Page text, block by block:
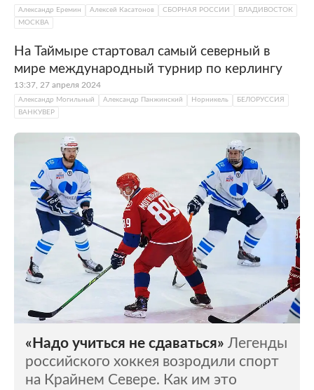
Александр Еремин Алексей Касатонов СБОРНАЯ РОССИИ
ВЛАДИВОСТОК
МОСКВА
На Таймыре стартовал самый северный в
мире международный турнир по керлингу
13:37, 27 апреля 2024
Александр Могильный Александр Панжинский Норникель
БЕЛОРУССИЯ
ВАНКУВЕР
«Надо учиться не сдаваться» Легенды
российского хоккея возродили спорт
на Крайнем Севере. Как им это